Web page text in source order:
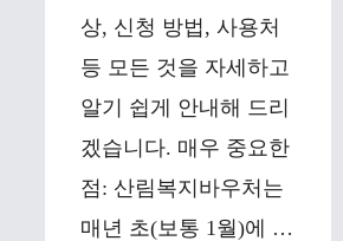
상, 신청 방법, 사용처
등 모든 것을 자세하고
알기 쉽게 안내해 드리
겠습니다. 매우 중요한
점: 산림복지바우처는
매년 초(보통 1월)에 …